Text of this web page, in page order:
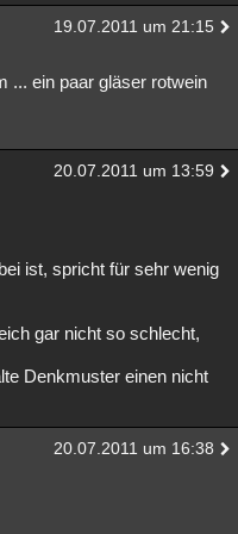
19.07.2011 um 21:15
... ein paar gläser rotwein
20.07.2011 um 13:59
ist, spricht für sehr wenig
gar nicht so schlecht,
Denkmuster einen nicht
20.07.2011 um 16:38